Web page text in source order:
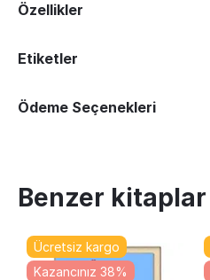
Özellikler
Etiketler
Ödeme Seçenekleri
Benzer kitaplar
Ücretsiz kargo
Kazancınız 38%